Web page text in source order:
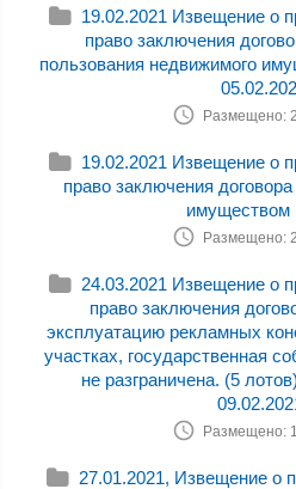
19.02.2021 Извещение о
право заключения
пользования недвижимого
Размещено:
19.02.2021 Извещение о
право заключения
имуществом
Размещено:
24.03.2021 Извещение о
право заключения
эксплуатацию рекламных
участках, государственная
не разграничена. (5
Размещено:
27.01.2021, Извещение о